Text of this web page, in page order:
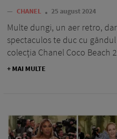
— CHANEL 25 august 2024
Multe dungi, un aer retro,
spectaculos te duc cu
colecția Chanel Coco Beach
+ MAI MULTE